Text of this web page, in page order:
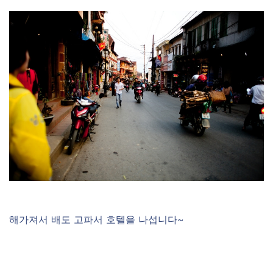
해가져서 배도 고파서 호텔을 나섭니다~